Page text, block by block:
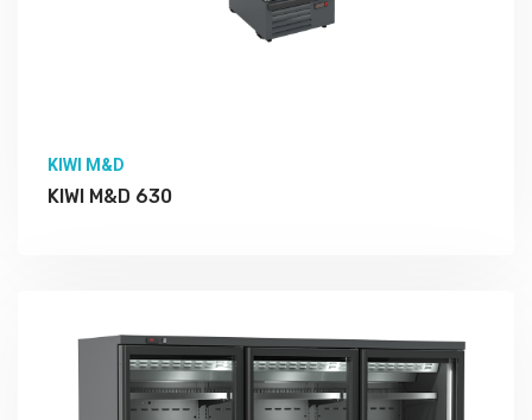
KIWI M&D
KIWI M&D 630
Подробно Изучить